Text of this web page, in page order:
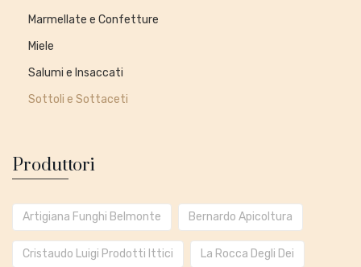
Marmellate e Confetture
Miele
Salumi e Insaccati
Sottoli e Sottaceti
Produttori
Artigiana Funghi Belmonte Bernardo Apicoltura
Cristaudo Luigi Prodotti Ittici La Rocca Degli Dei